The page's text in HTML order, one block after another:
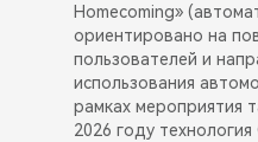
Homecoming»
ориентировано на
пользователей и
использования
рамках мероприятия
2026 году